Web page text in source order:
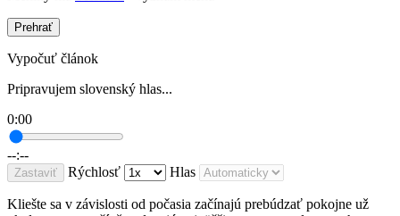
Prehrať
Vypočuť článok
Pripravujem slovenský hlas...
0:00
--:--
Zastaviť Rýchlosť Hlas
Kliešte sa v závislosti od počasia začínajú prebúdzať pokojne už